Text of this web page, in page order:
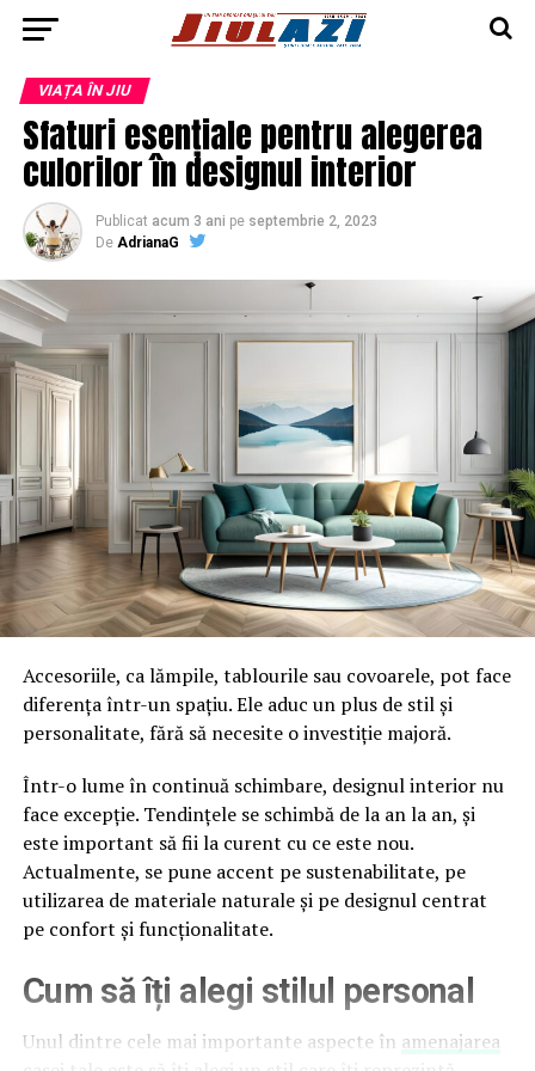
VIAȚA ÎN JIU
Sfaturi esențiale pentru alegerea
culorilor în designul interior
Publicat acum 3 ani pe septembrie 2, 2023
De AdrianaG
Accesoriile, ca lămpile, tablourile sau covoarele, pot face
diferența într-un spațiu. Ele aduc un plus de stil și
personalitate, fără să necesite o investiție majoră.
Într-o lume în continuă schimbare, designul interior nu
face excepție. Tendințele se schimbă de la an la an, și
este important să fii la curent cu ce este nou.
Actualmente, se pune accent pe sustenabilitate, pe
utilizarea de materiale naturale și pe designul centrat
pe confort și funcționalitate.
Cum să îți alegi stilul personal
Unul dintre cele mai importante aspecte în amenajarea